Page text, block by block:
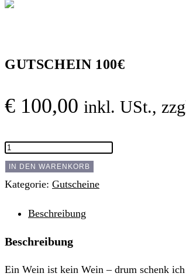
the
GUTSCHEIN 100€
€ 100,00 inkl. USt.,
GUTSCHEIN
100€
Menge
IN DEN WARENKORB
Kategorie: Gutscheine
Beschreibung
Beschreibung
Ein Wein ist kein Wein – drum schenk